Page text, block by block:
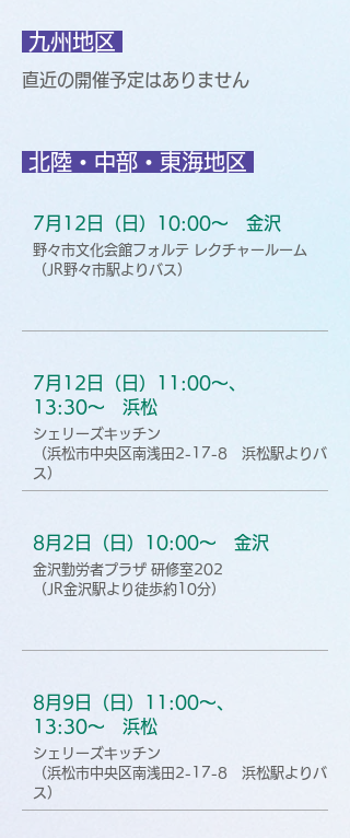
九州地区
直近の開催予定はありません
北陸・中部・東海地区
7月12日（日）10:00〜 金沢
野々市文化会館フォルテ レクチャールーム
（JR野々市駅よりバス）
7月12日（日）11:00〜、
13:30〜 浜松
シェリーズキッチン
（浜松市中央区南浅田2-17-8 浜松駅よりバ
ス）
8月2日（日）10:00〜 金沢
金沢勤労者プラザ 研修室202
（JR金沢駅より徒歩約10分）
8月9日（日）11:00〜、
13:30〜 浜松
シェリーズキッチン
（浜松市中央区南浅田2-17-8 浜松駅よりバ
ス）